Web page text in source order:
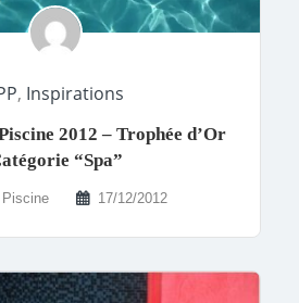
, Inspirations
2012 – Trophée d’Or
“Spa”
Piscine 17/12/2012